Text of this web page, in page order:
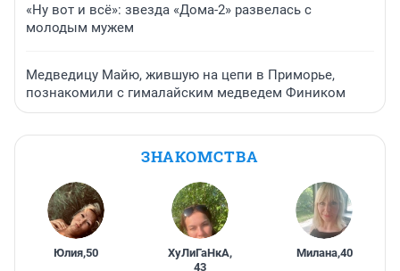
«Ну вот и всё»: звезда «Дома-2» развелась с
молодым мужем
Медведицу Майю, жившую на цепи в Приморье,
познакомили с гималайским медведем Фиником
ЗНАКОМСТВА
Юлия,50 ХуЛиГаНкА,
43
Милана,40